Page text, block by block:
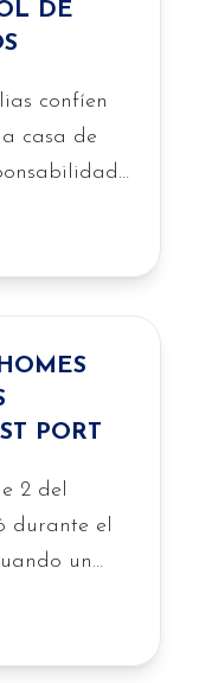
DE
confíen
casa de
empresa
al
cada casa
de
PORT
2 del
durante el
un